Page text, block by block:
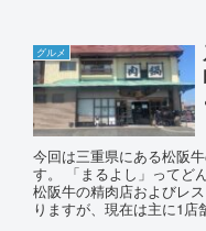
グルメ
今回は三重県にある松阪
す。 「まるよし」ってど
松阪牛の精肉店およびレ
りますが、現在は主に1店